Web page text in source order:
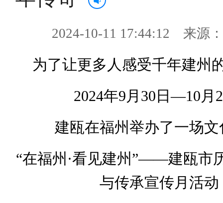
2024-10-11 17:44:12 来源
为了让更多人感受千年建州
2024年9月30日—10月
建瓯在福州举办了一场
“在福州·看见建州”——建瓯市
与传承宣传月活动